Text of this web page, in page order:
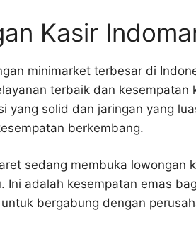
Kasir
minimarket terbesar di
terbaik dan
yang solid dan jaringan yang
berkembang.
sedang membuka lowongan
Ini adalah kesempatan emas
bergabung dengan